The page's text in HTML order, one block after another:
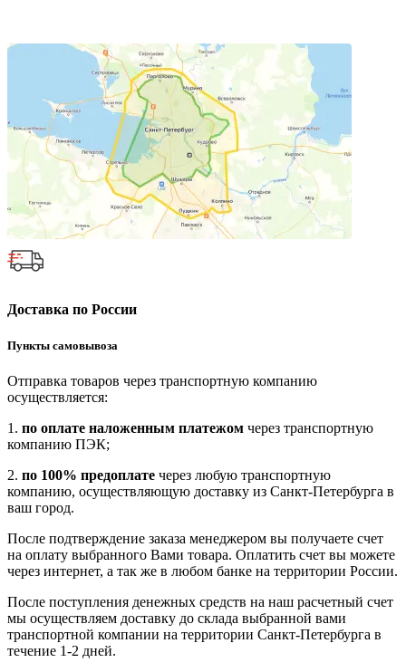
Доставка по России
Пункты самовывоза
Отправка товаров через транспортную компанию
осуществляется:
1. по оплате наложенным платежом через транспортную
компанию ПЭК;
2. по 100% предоплате через любую транспортную
компанию, осуществляющую доставку из Санкт-Петербурга в
ваш город.
После подтверждение заказа менеджером вы получаете счет
на оплату выбранного Вами товара. Оплатить счет вы можете
через интернет, а так же в любом банке на территории России.
После поступления денежных средств на наш расчетный счет
мы осуществляем доставку до склада выбранной вами
транспортной компании на территории Санкт-Петербурга в
течение 1-2 дней.